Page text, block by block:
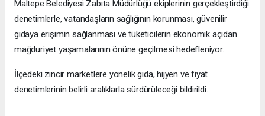
Maltepe Belediyesi Zabıta Müdürlüğü ekiplerinin gerçekleştirdiği
denetimlerle, vatandaşların sağlığının korunması, güvenilir
gıdaya erişimin sağlanması ve tüketicilerin ekonomik açıdan
mağduriyet yaşamalarının önüne geçilmesi hedefleniyor.
İlçedeki zincir marketlere yönelik gıda, hijyen ve fiyat
denetimlerinin belirli aralıklarla sürdürüleceği bildirildi.